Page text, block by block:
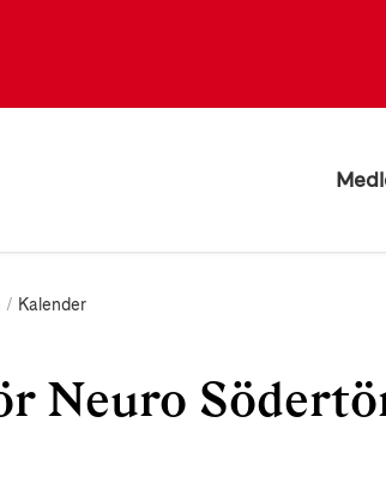
Kalender
Neuro